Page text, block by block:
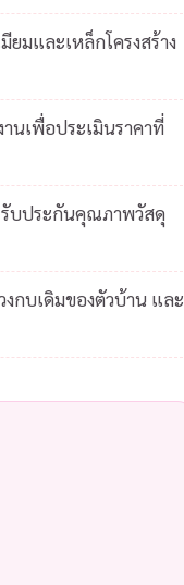
มและเหล็กโครงสร้าง
นเพื่อประเมินราคาที่
รับประกันคุณภาพวัสดุ
กบเดิมของตัวบ้าน และ